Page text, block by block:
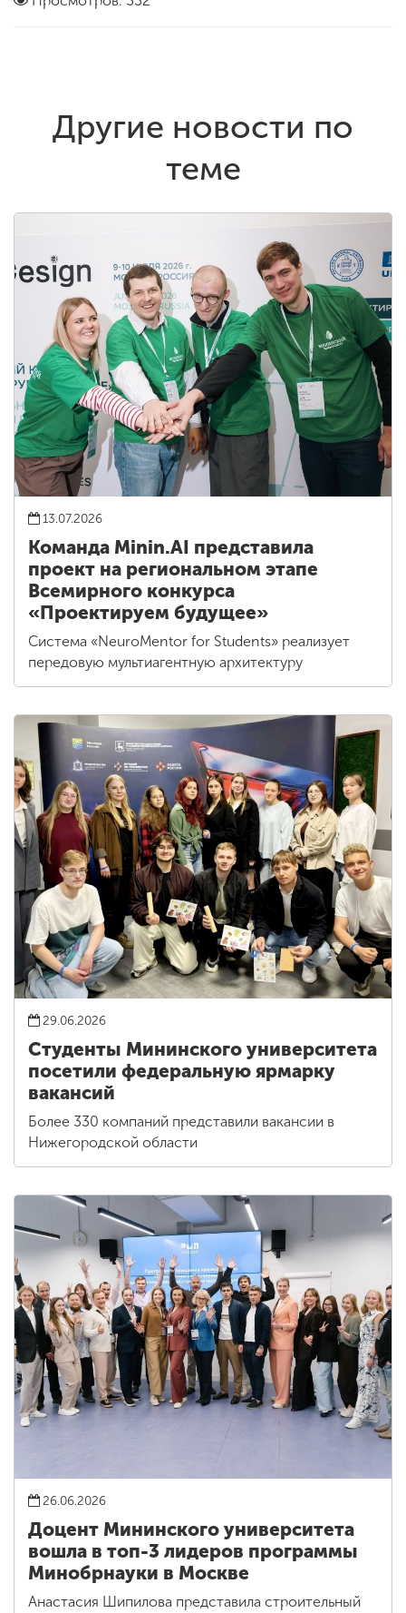
Другие новости по
теме
13.07.2026
Команда Minin.AI представила
проект на региональном этапе
Всемирного конкурса
«Проектируем будущее»
Система «NeuroMentor for Students» реализует
передовую мультиагентную архитектуру
29.06.2026
Студенты Мининского университета
посетили федеральную ярмарку
вакансий
Более 330 компаний представили вакансии в
Нижегородской области
26.06.2026
Доцент Мининского университета
вошла в топ-3 лидеров программы
Минобрнауки в Москве
Анастасия Шипилова представила строительный